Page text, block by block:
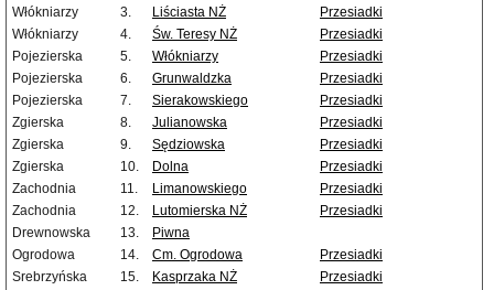
Włókniarzy
3. Liściasta NŻ
Przesiadki
Włókniarzy
4. Św. Teresy NŻ
Przesiadki
Pojezierska
5. Włókniarzy
Przesiadki
Pojezierska
6. Grunwaldzka
Przesiadki
Pojezierska
7. Sierakowskiego
Przesiadki
Zgierska
8. Julianowska
Przesiadki
Zgierska
9. Sędziowska
Przesiadki
Zgierska
10. Dolna
Przesiadki
Zachodnia
11. Limanowskiego
Przesiadki
Zachodnia
12. Lutomierska NŻ
Przesiadki
Drewnowska
13.
Piwna
Ogrodowa
14. Cm. Ogrodowa
Przesiadki
Srebrzyńska
15. Kasprzaka NŻ Przesiadki